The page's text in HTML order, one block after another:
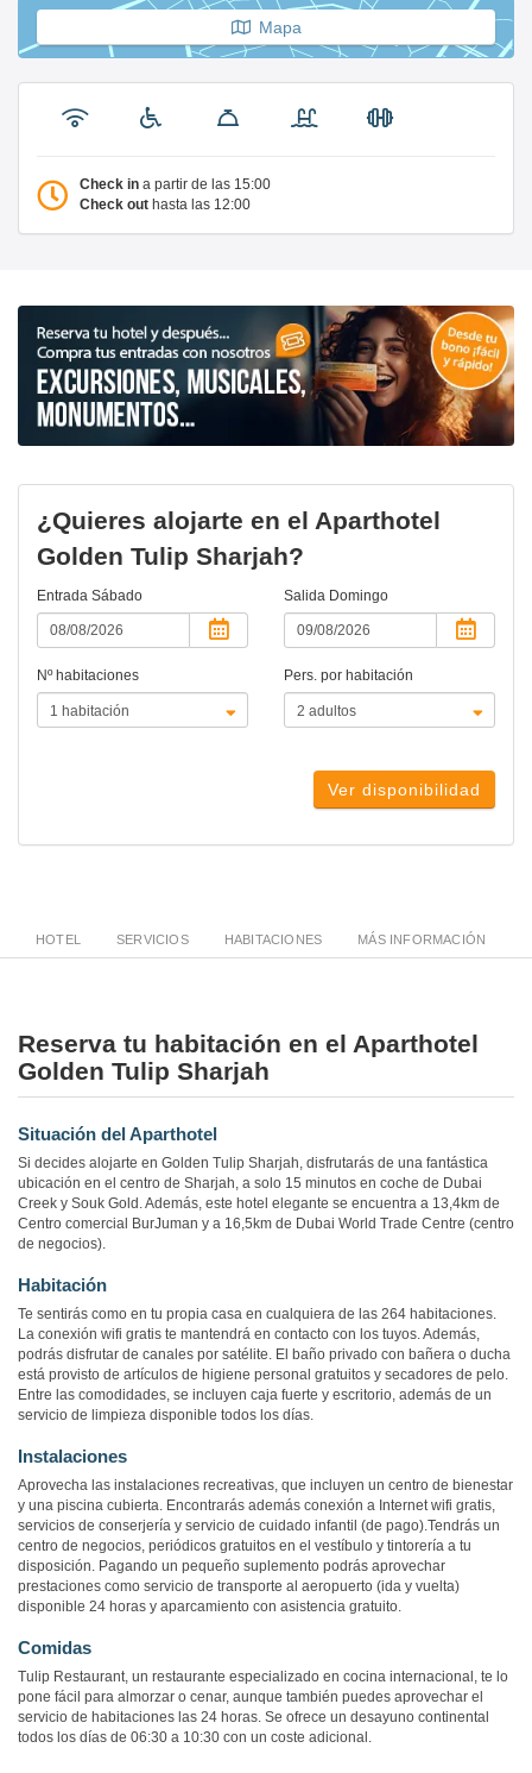
Mapa
Check in a partir de las 15:00
Check out hasta las 12:00
¿Quieres alojarte en el Aparthotel
Golden Tulip Sharjah?
Entrada Sábado Salida Domingo
Nº habitaciones Pers. por habitación
Ver disponibilidad
HOTEL SERVICIOS HABITACIONES MÁS INFORMACIÓN
Reserva tu habitación en el Aparthotel
Golden Tulip Sharjah
Situación del Aparthotel
Si decides alojarte en Golden Tulip Sharjah, disfrutarás de una fantástica
ubicación en el centro de Sharjah, a solo 15 minutos en coche de Dubai
Creek y Souk Gold. Además, este hotel elegante se encuentra a 13,4km de
Centro comercial BurJuman y a 16,5km de Dubai World Trade Centre (centro
de negocios).
Habitación
Te sentirás como en tu propia casa en cualquiera de las 264 habitaciones.
La conexión wifi gratis te mantendrá en contacto con los tuyos. Además,
podrás disfrutar de canales por satélite. El baño privado con bañera o ducha
está provisto de artículos de higiene personal gratuitos y secadores de pelo.
Entre las comodidades, se incluyen caja fuerte y escritorio, además de un
servicio de limpieza disponible todos los días.
Instalaciones
Aprovecha las instalaciones recreativas, que incluyen un centro de bienestar
y una piscina cubierta. Encontrarás además conexión a Internet wifi gratis,
servicios de conserjería y servicio de cuidado infantil (de pago).Tendrás un
centro de negocios, periódicos gratuitos en el vestíbulo y tintorería a tu
disposición. Pagando un pequeño suplemento podrás aprovechar
prestaciones como servicio de transporte al aeropuerto (ida y vuelta)
disponible 24 horas y aparcamiento con asistencia gratuito.
Comidas
Tulip Restaurant, un restaurante especializado en cocina internacional, te lo
pone fácil para almorzar o cenar, aunque también puedes aprovechar el
servicio de habitaciones las 24 horas. Se ofrece un desayuno continental
todos los días de 06:30 a 10:30 con un coste adicional.